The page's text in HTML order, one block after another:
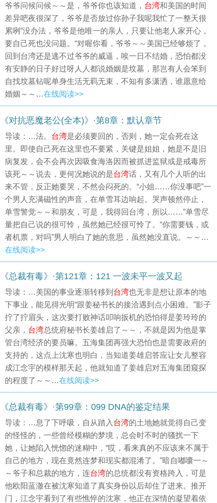
爷爷问候问候～～是，爷爷你也该知道， 台湾和美国的时间
差异吧夜很深了，爷爷是否放过你孙子我呢我忙了一整天很
累咧”没办法，爷爷是他唯一的亲人，只要让他老人家开心，
要自己死也没问题。“对喔你看，爷爷～～美国已经够烦了，
回到台湾还是逃不过爷爷的威逼，唉一日不结婚，恐怕都没
有安静的日子好过呀人人都说婚姻是坟墓，那岂有人会笨到
自找坟墓钻呢单身生活无羁无束，不知有多潇洒，谁愿意给
婚姻～～…在线阅读>>
《对抗恶魔老公(全本)》·第8章：默认章节
导读：…法。 台湾是必须要回的，否则，她一定会死在这
里。即使自己死在这里也不要紧，关键是姐姐，她是不是旧
病复发，会不会再次因吸食海洛因而被抓进监狱或是戒毒所
该死～～说去，更何况她说的是台湾话，又有几个人听的出
来不管，反正她要哭，不然会闷死的。“小姐……你没事吧”一
个男人充满磁性的声音，在单雪耳边响起。哭声顿然停止，
单雪警觉～～和朋友，可是，我得回台湾，所以……”单雪尽
量把自己说的很可怜，虽然她已经很可怜了。“你需要钱，或
者机票，对吗”男人明白了她的意思，虽然她没直说。～～…
在线阅读>>
《总裁有毒》·第121章：121 一波未平一波又起
导读：…美国的事业逐渐转移到 台湾也无非是想让原本的地
下事业，能见得光明“跟姜秘书长的接洽遇到点小困难。”影子
拧了拧眉头，这次要打败神话叩响扳机的恐怕得是姜玲玲的
父亲， 台湾总统府秘书长姜雄启了～～，不就是因为他是掌
管台湾经济的要员嘛。五海集团再强大恐怕也是需要政府的
支持的，这点上沈寒也明白，当知道姜雄启答应让女儿整容
成江念宇的模样那天起，他就知道了姜雄启对五海集团窥探
的程度了～～…在线阅读>>
《总裁有毒》·第99章：099 DNA的鉴定结果
导读：…息了下呼吸，自从踏入 台湾的土地她就觉得自己变
的怪怪的，一些曾经模糊的梦境，总会时不时的骚扰一下
她，让她陷入恍惚的迷糊中，“哎，看来真的不应该来不属于
自己的地方，现在竟然连梦和现实都混淆了。”暗自嘟囔一～
～爷子和总裁的地方，连台湾的总统都没有资格跨入，可是
他欧阳蓝澈在被沈寒知道了真实身份以后却住了进来。推开
门，江念宇看到了有些憔悴的沈寒，他正在深情的凝望着依